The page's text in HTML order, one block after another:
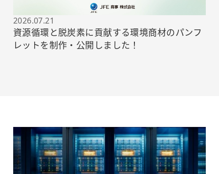
資源循環と脱炭素に貢献する環境商材のパンフ
レットを制作・公開しました！
2026.07.21